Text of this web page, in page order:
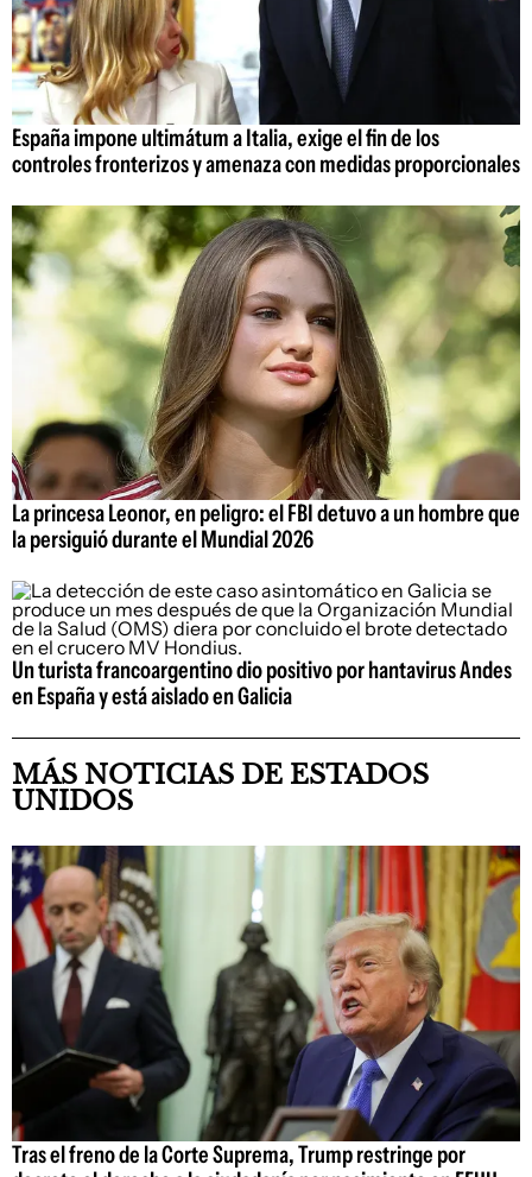
España impone ultimátum a Italia, exige el fin de los
controles fronterizos y amenaza con medidas proporcionales
La princesa Leonor, en peligro: el FBI detuvo a un hombre que
la persiguió durante el Mundial 2026
Un turista francoargentino dio positivo por hantavirus Andes
en España y está aislado en Galicia
MÁS NOTICIAS DE ESTADOS
UNIDOS
Tras el freno de la Corte Suprema, Trump restringe por